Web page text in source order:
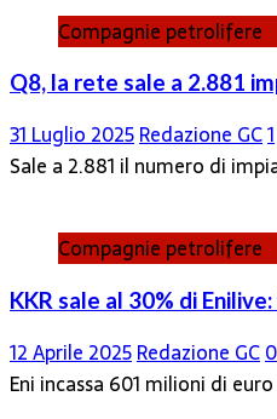
Compagnie petrolifere
Q8, la rete sale a 2.881
31 Luglio 2025Redazione GC1
Sale a 2.881 il numero di
Compagnie petrolifere
KKR sale al 30% di
12 Aprile 2025Redazione GC0
Eni incassa 601 milioni di